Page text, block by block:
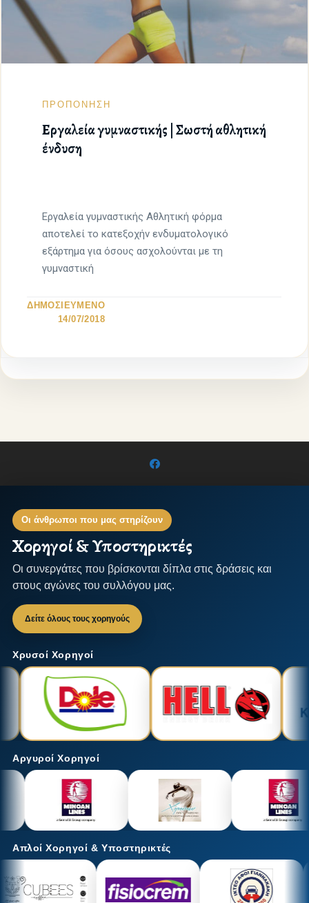
ΠΡΟΠΟΝΗΣΗ
Εργαλεία γυμναστικής | Σωστή αθλητική
ένδυση
Εργαλεία γυμναστικής Αθλητική φόρμα
αποτελεί το κατεξοχήν ενδυματολογικό
εξάρτημα για όσους ασχολούνται με τη
γυμναστική
ΔΗΜΟΣΙΕΥΜΕΝΟ
14/07/2018
Οι άνθρωποι που μας στηρίζουν
Χορηγοί & Υποστηρικτές
Οι συνεργάτες που βρίσκονται δίπλα στις δράσεις και
στους αγώνες του συλλόγου μας.
Δείτε όλους τους χορηγούς
Χρυσοί Χορηγοί
Αργυροί Χορηγοί
Απλοί Χορηγοί & Υποστηρικτές